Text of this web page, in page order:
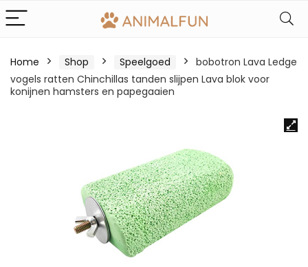
Home Shop Speelgoed
bobotron Lava Ledge
vogels ratten Chinchillas tanden slijpen Lava blok voor
konijnen hamsters en papegaaien